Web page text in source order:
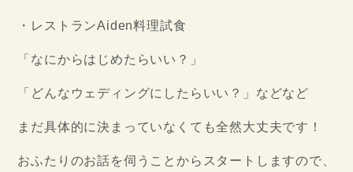
・レストランAiden料理試食
「なにからはじめたらいい？」
「どんなウェディングにしたらいい？」などなど
まだ具体的に決まっていなくても全然大丈夫です！
おふたりのお話を伺うことからスタートしますので、